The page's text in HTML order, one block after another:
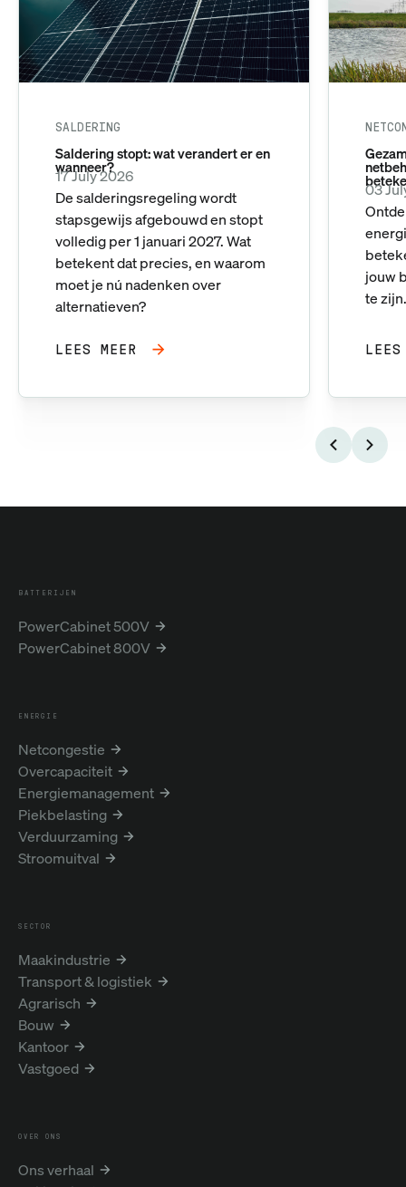
SALDERING
Saldering stopt: wat verandert er en
wanneer?
17 July 2026
De salderingsregeling wordt
stapsgewijs afgebouwd en stopt
volledig per 1 januari 2027. Wat
betekent dat precies, en waarom
moet je nú nadenken over
alternatieven?
LEES MEER
03
jouw
te
BATTERIJEN
PowerCabinet 500V
PowerCabinet 800V
ENERGIE
Netcongestie
Overcapaciteit
Energiemanagement
Piekbelasting
Verduurzaming
Stroomuitval
SECTOR
Maakindustrie
Transport & logistiek
Agrarisch
Bouw
Kantoor
Vastgoed
OVER ONS
Ons verhaal